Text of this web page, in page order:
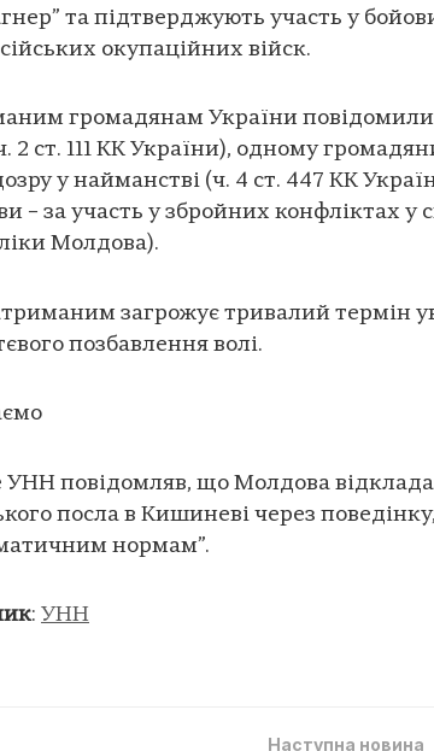
та підтверджують участь у
окупаційних війск.
громадянам України повідомили
2 ст. 111 КК України), одному
у найманстві (ч. 4 ст. 447 КК
– за участь у збройних конфліктах у
Молдова).
загрожує тривалий термін
позбавлення волі.
УНН повідомляв, що Молдова
посла в Кишиневі через
нормам”.
: УНН
Наступна новина